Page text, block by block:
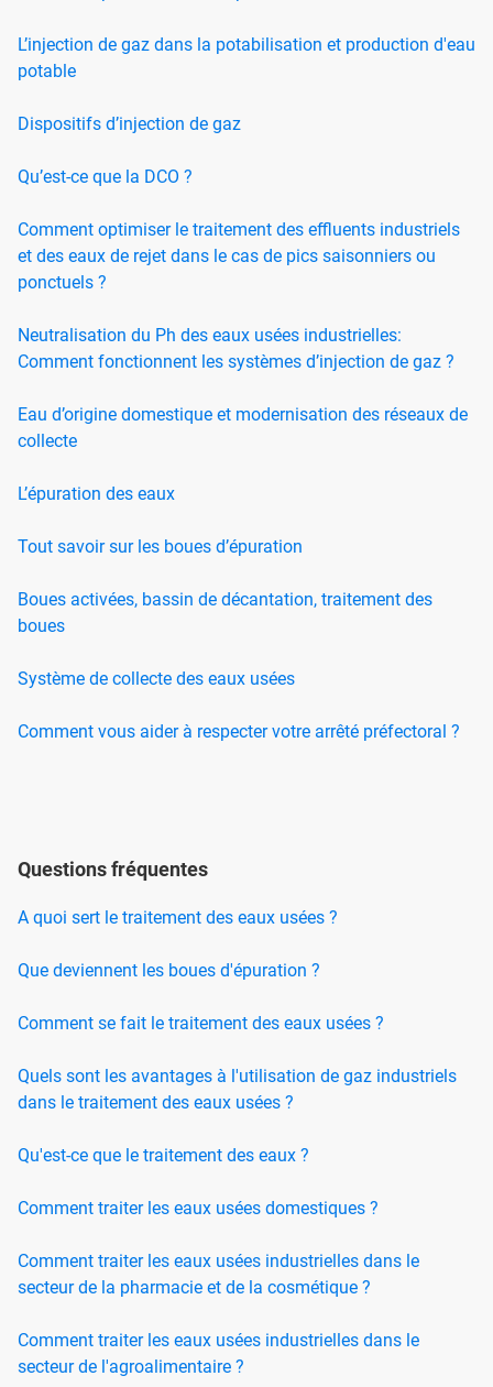
L’injection de gaz dans la potabilisation et production d'eau
potable
Dispositifs d’injection de gaz
Qu’est-ce que la DCO ?
Comment optimiser le traitement des effluents industriels
et des eaux de rejet dans le cas de pics saisonniers ou
ponctuels ?
Neutralisation du Ph des eaux usées industrielles:
Comment fonctionnent les systèmes d’injection de gaz ?
Eau d’origine domestique et modernisation des réseaux de
collecte
L’épuration des eaux
Tout savoir sur les boues d’épuration
Boues activées, bassin de décantation, traitement des
boues
Système de collecte des eaux usées
Comment vous aider à respecter votre arrêté préfectoral ?
Questions fréquentes
A quoi sert le traitement des eaux usées ?
Que deviennent les boues d'épuration ?
Comment se fait le traitement des eaux usées ?
Quels sont les avantages à l'utilisation de gaz industriels
dans le traitement des eaux usées ?
Qu'est-ce que le traitement des eaux ?
Comment traiter les eaux usées domestiques ?
Comment traiter les eaux usées industrielles dans le
secteur de la pharmacie et de la cosmétique ?
Comment traiter les eaux usées industrielles dans le
secteur de l'agroalimentaire ?